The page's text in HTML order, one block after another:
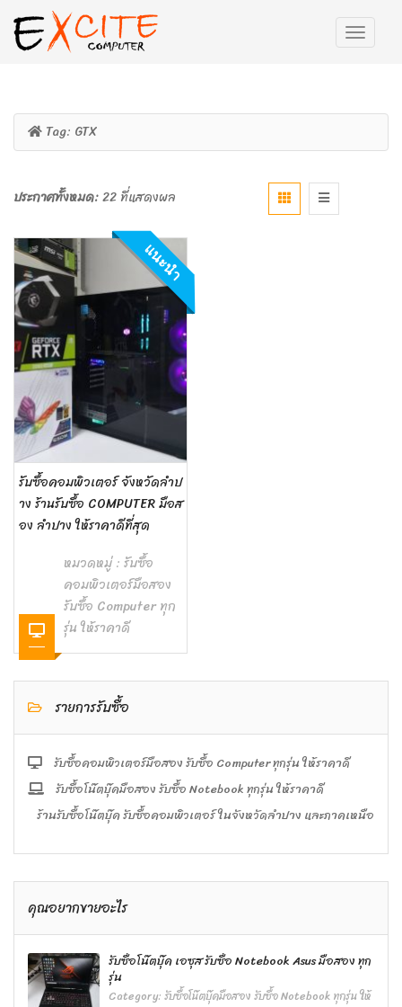
Tag: GTX
ประกาศทั้งหมด:22 ที่แสดงผล
แนะนำ
รับซื้อคอมพิวเตอร์ จังหวัดลำป
าง ร้านรับซื้อ COMPUTER มือส
อง ลำปาง ให้ราคาดีที่สุด
หมวดหมู่ : รับซื้อ
คอมพิวเตอร์มือสอง
รับซื้อ Computer ทุก
รุ่น ให้ราคาดี
รายการรับซื้อ
รับซื้อคอมพิวเตอร์มือสอง รับซื้อ Computer ทุกรุ่น ให้ราคาดี
รับซื้อโน๊ตบุ๊คมือสอง รับซื้อ Notebook ทุกรุ่น ให้ราคาดี
ร้านรับซื้อโน๊ตบุ๊ค รับซื้อคอมพิวเตอร์ ในจังหวัดลำปาง และภาคเหนือ
คุณอยากขายอะไร
รับซื้อโน๊ตบุ๊ค เอซุส รับซื้อ Notebook Asus มือสอง ทุก
รุ่น
Category:รับซื้อโน๊ตบุ๊คมือสอง รับซื้อ Notebook ทุกรุ่น ให้